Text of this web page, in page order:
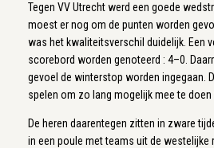
Tegen VV Utrecht werd een goede
moest er nog om de punten worden
was het kwaliteitsverschil duidelijk. Een
scorebord worden genoteerd : 4–0.
gevoel de winterstop worden ingegaan.
spelen om zo lang mogelijk mee te
De heren daarentegen zitten in zware
in een poule met teams uit de westelijke